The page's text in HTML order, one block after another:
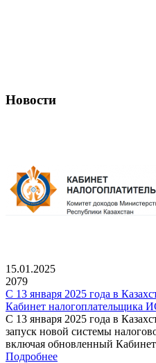
Новости
15.01.2025
2079
С 13 января 2025 года в
Кабинет налогоплательщика
С 13 января 2025 года в
запуск новой системы
включая обновленный
Подробнее